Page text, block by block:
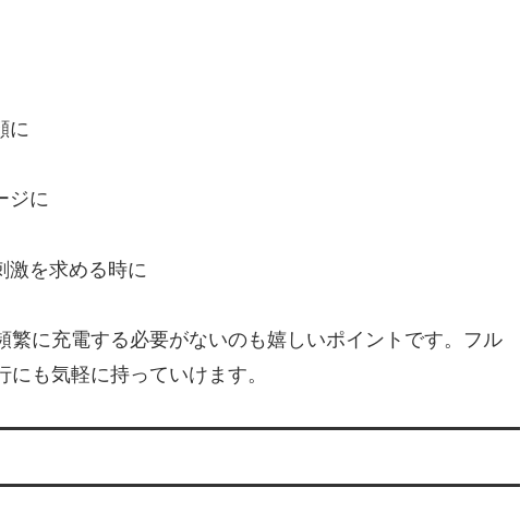
に
ジに
激を求める時に
に充電する必要がないのも嬉しいポイントです。フル
も気軽に持っていけます。